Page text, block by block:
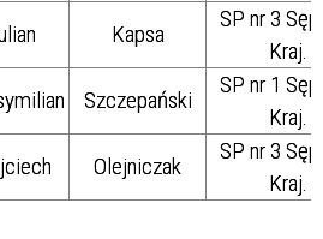
Kapsa
SP nr 3
Kraj.
Szczepański
SP nr 1
Kraj.
Olejniczak
SP nr 3
Kraj.